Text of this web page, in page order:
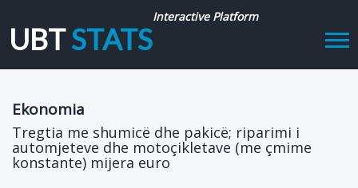
UBTSTATS
Interactive Platform
Ekonomia
Tregtia me shumicë dhe pakicë; riparimi i
automjeteve dhe motoçikletave (me çmime
konstante) mijera euro